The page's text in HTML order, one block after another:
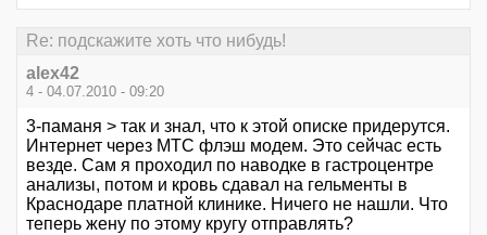
Re: подскажите хоть что нибудь!
alex42
4 - 04.07.2010 - 09:20
3-паманя > так и знал, что к этой описке придерутся.
Интернет через МТС флэш модем. Это сейчас есть
везде. Сам я проходил по наводке в гастроцентре
анализы, потом и кровь сдавал на гельменты в
Краснодаре платной клинике. Ничего не нашли. Что
теперь жену по этому кругу отправлять?